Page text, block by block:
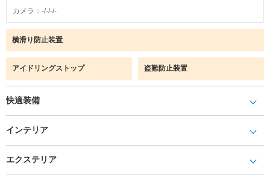
カメラ：-/-/-/-
横滑り防止装置
アイドリングストップ 盗難防止装置
快適装備
インテリア
エクステリア